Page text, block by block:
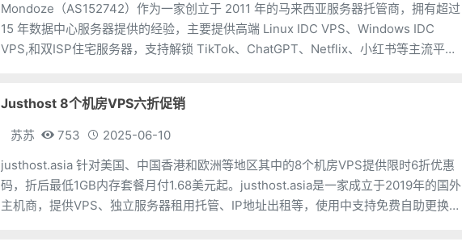
Mondoze（AS152742）作为一家创立于 2011 年的马来西亚服务器托管商，拥有超过
15 年数据中心服务器提供的经验，主要提供高端 Linux IDC VPS、Windows IDC
VPS,和双ISP住宅服务器，支持解锁 TikTok、ChatGPT、Netflix、小红书等主流平
Justhost 8个机房VPS六折促销
苏苏 753
2025-06-10
justhost.asia 针对美国、中国香港和欧洲等地区其中的8个机房VPS提供限时6折优惠
码，折后最低1GB内存套餐月付1.68美元起。justhost.asia是一家成立于2019年的国外
主机商，提供VPS、独立服务器租用托管、IP地址出租等，使用中支持免费自助更换机